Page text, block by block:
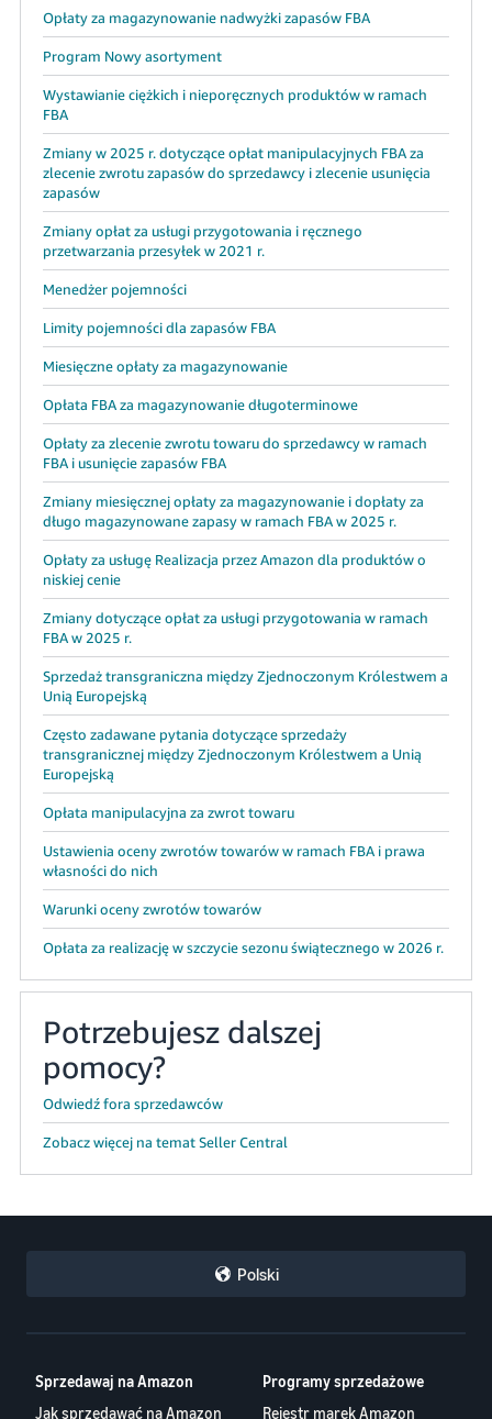
Opłaty za magazynowanie nadwyżki zapasów FBA
Program Nowy asortyment
Wystawianie ciężkich i nieporęcznych produktów w ramach
FBA
Zmiany w 2025 r. dotyczące opłat manipulacyjnych FBA za
zlecenie zwrotu zapasów do sprzedawcy i zlecenie usunięcia
zapasów
Zmiany opłat za usługi przygotowania i ręcznego
przetwarzania przesyłek w 2021 r.
Menedżer pojemności
Limity pojemności dla zapasów FBA
Miesięczne opłaty za magazynowanie
Opłata FBA za magazynowanie długoterminowe
Opłaty za zlecenie zwrotu towaru do sprzedawcy w ramach
FBA i usunięcie zapasów FBA
Zmiany miesięcznej opłaty za magazynowanie i dopłaty za
długo magazynowane zapasy w ramach FBA w 2025 r.
Opłaty za usługę Realizacja przez Amazon dla produktów o
niskiej cenie
Zmiany dotyczące opłat za usługi przygotowania w ramach
FBA w 2025 r.
Sprzedaż transgraniczna między Zjednoczonym Królestwem a
Unią Europejską
Często zadawane pytania dotyczące sprzedaży
transgranicznej między Zjednoczonym Królestwem a Unią
Europejską
Opłata manipulacyjna za zwrot towaru
Ustawienia oceny zwrotów towarów w ramach FBA i prawa
własności do nich
Warunki oceny zwrotów towarów
Opłata za realizację w szczycie sezonu świątecznego w 2026 r.
Potrzebujesz dalszej
pomocy?
Odwiedź fora sprzedawców
Zobacz więcej na temat Seller Central
Polski
Sprzedawaj na Amazon
Jak sprzedawać na Amazon
Programy sprzedażowe
Rejestr marek Amazon